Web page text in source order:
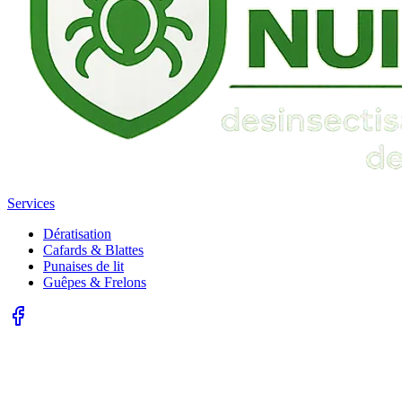
Services
Dératisation
Cafards & Blattes
Punaises de lit
Guêpes & Frelons